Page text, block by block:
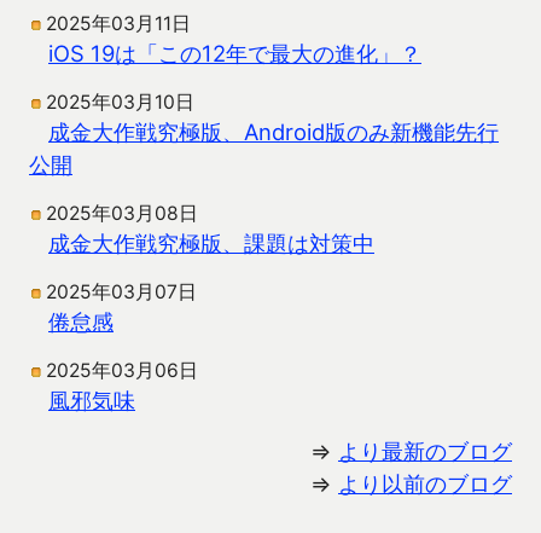
2025年03月11日
iOS 19は「この12年で最大の進化」？
2025年03月10日
成金大作戦究極版、Android版のみ新機能先行
公開
2025年03月08日
成金大作戦究極版、課題は対策中
2025年03月07日
倦怠感
2025年03月06日
風邪気味
⇒ より最新のブログ
⇒ より以前のブログ